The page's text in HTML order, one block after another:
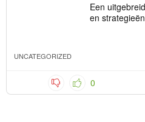
Een
en strategieën
UNCATEGORIZED
0